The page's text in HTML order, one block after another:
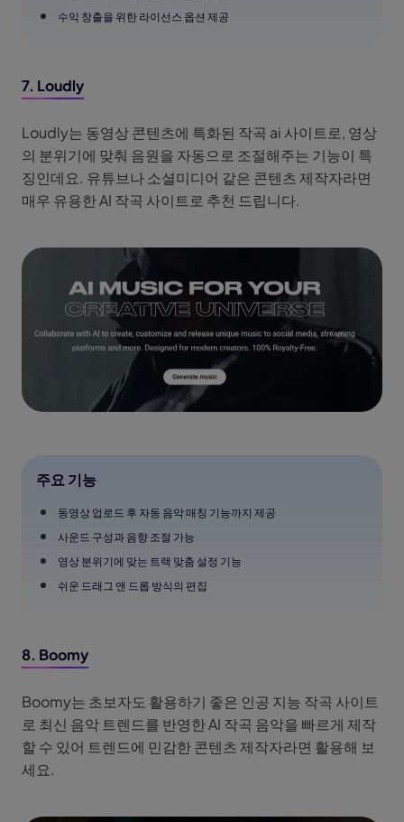
수익 창출을 위한 라이선스 옵션 제공
7. Loudly
Loudly는 동영상 콘텐츠에 특화된 작곡 ai 사이트로, 영상
의 분위기에 맞춰 음원을 자동으로 조절해주는 기능이 특
징인데요. 유튜브나 소셜미디어 같은 콘텐츠 제작자라면
매우 유용한 AI 작곡 사이트로 추천 드립니다.
주요 기능
동영상 업로드 후 자동 음악 매칭 기능까지 제공
사운드 구성과 음향 조절 가능
영상 분위기에 맞는 트랙 맞춤 설정 기능
쉬운 드래그 앤 드롭 방식의 편집
8. Boomy
Boomy는 초보자도 활용하기 좋은 인공 지능 작곡 사이트
로 최신 음악 트렌드를 반영한 AI 작곡 음악을 빠르게 제작
할 수 있어 트렌드에 민감한 콘텐츠 제작자라면 활용해 보
세요.